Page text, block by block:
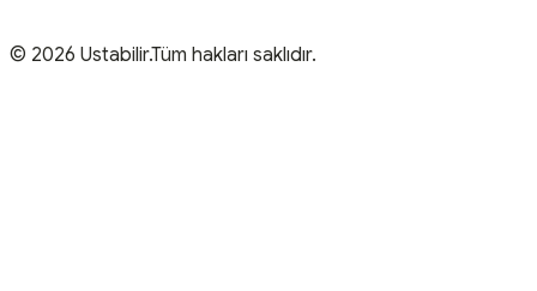
© 2026 Ustabilir.Tüm hakları saklıdır.